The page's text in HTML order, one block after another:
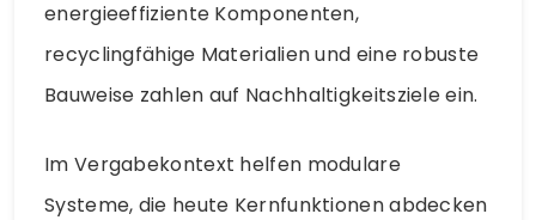
energieeffiziente Komponenten,
recyclingfähige Materialien und eine robuste
Bauweise zahlen auf Nachhaltigkeitsziele ein.
Im Vergabekontext helfen modulare
Systeme, die heute Kernfunktionen abdecken